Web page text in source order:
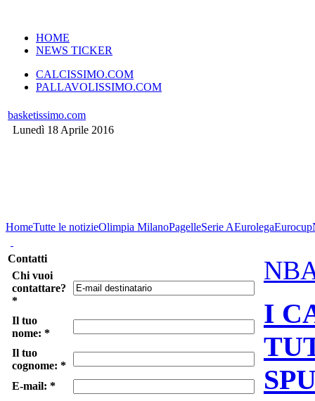
HOME
NEWS TICKER
CALCISSIMO.COM
PALLAVOLISSIMO.COM
basketissimo.com
Lunedì 18 Aprile 2016
HomeTutte le notizieOlimpia MilanoPagelleSerie AEurolegaEurocup
Contatti
Chi vuoi
contattare?
*
Il tuo
nome: *
Il tuo
cognome: *
E-mail: *
I